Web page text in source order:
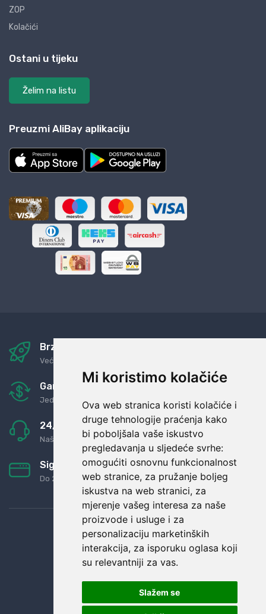
Mi koristimo kolačiće
Ova web stranica koristi kolačiće i
druge tehnologije praćenja kako
bi poboljšala vaše iskustvo
pregledavanja u sljedeće svrhe:
omogućiti osnovnu funkcionalnost
web stranice, za pružanje boljeg
iskustva na web stranici, za
mjerenje vašeg interesa za naše
proizvode i usluge i za
personalizaciju marketinških
interakcija, za isporuku oglasa koji
su relevantniji za vas.
Slažem se
ZOP
Kolačići
Ostani u tijeku
Želim na listu
Preuzmi AliBay aplikaciju
Brza i sigurna dostava
Već za nekoliko dana kod vas
Garancija u povrat novaca
Jednostavno pravilo: Roba za novac
24/7 odlična podrška
Naši agenti uvijek na raspolaganju
Sigurno obročno plaćanje
Do 24 rata bez kamata